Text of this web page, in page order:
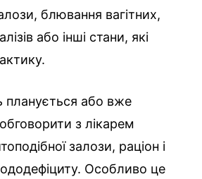
блювання вагітних,
або інші стани, які
планується або вже
з лікарем
залози, раціон і
Особливо це